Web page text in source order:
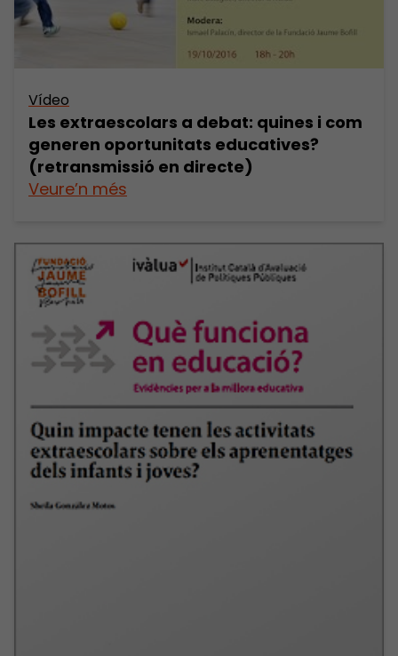
Vídeo
Les extraescolars a debat: quines i com
generen oportunitats educatives?
(retransmissió en directe)
Veure’n més